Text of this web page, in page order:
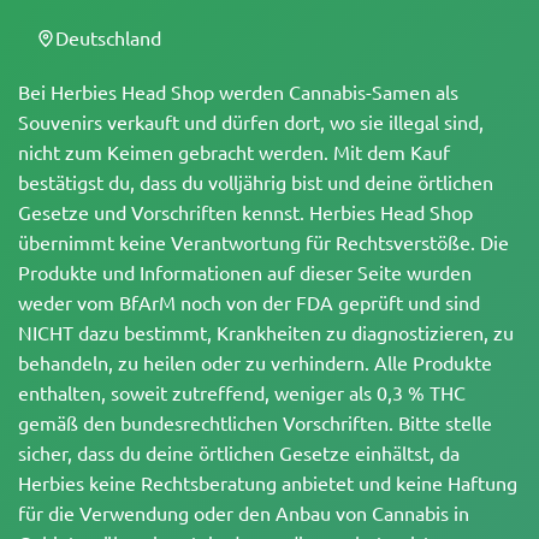
Bei Herbies Head Shop werden Cannabis-Samen als
Souvenirs verkauft und dürfen dort, wo sie illegal sind,
nicht zum Keimen gebracht werden. Mit dem Kauf
bestätigst du, dass du volljährig bist und deine örtlichen
Gesetze und Vorschriften kennst. Herbies Head Shop
übernimmt keine Verantwortung für Rechtsverstöße. Die
Produkte und Informationen auf dieser Seite wurden
weder vom BfArM noch von der FDA geprüft und sind
NICHT dazu bestimmt, Krankheiten zu diagnostizieren, zu
behandeln, zu heilen oder zu verhindern. Alle Produkte
enthalten, soweit zutreffend, weniger als 0,3 % THC
gemäß den bundesrechtlichen Vorschriften. Bitte stelle
sicher, dass du deine örtlichen Gesetze einhältst, da
Herbies keine Rechtsberatung anbietet und keine Haftung
für die Verwendung oder den Anbau von Cannabis in
Deutschland